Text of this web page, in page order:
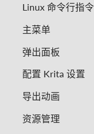
Linux 命令行指令
主菜单
弹出面板
配置 Krita 设置
导出动画
资源管理